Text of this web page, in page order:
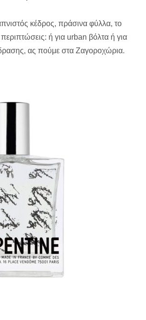
κέδρος, πράσινα φύλλα, το
ή για urban βόλτα ή για
ας πούμε στα Ζαγοροχώρια.